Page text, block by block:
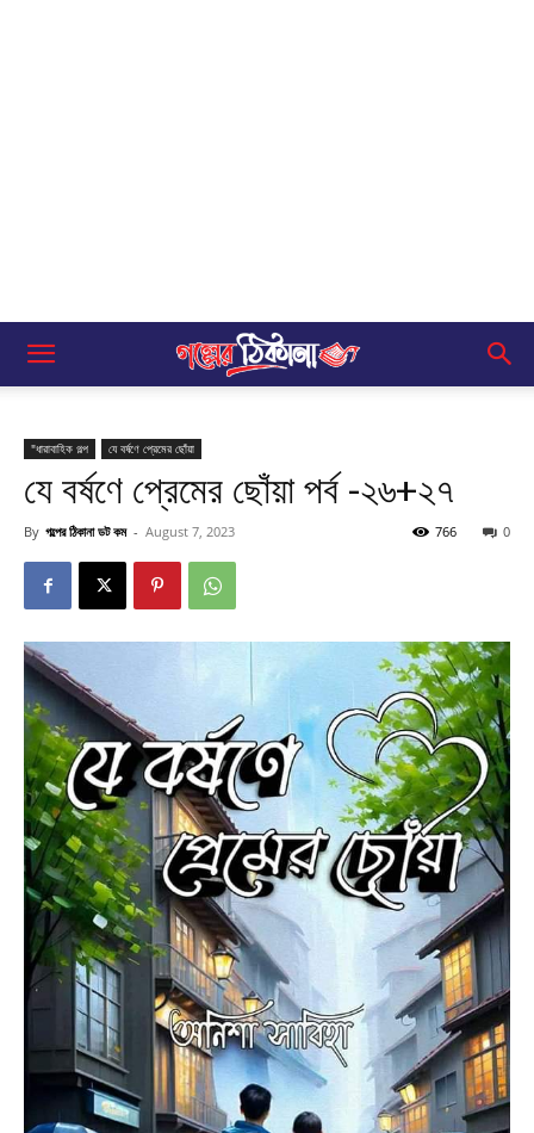
"ধারাবাহিক গল্প যে বর্ষণে প্রেমের ছোঁয়া
যে বর্ষণে প্রেমের ছোঁয়া পর্ব -২৬+২৭
By গল্পের ঠিকানা ডট কম - August 7, 2023 0
766